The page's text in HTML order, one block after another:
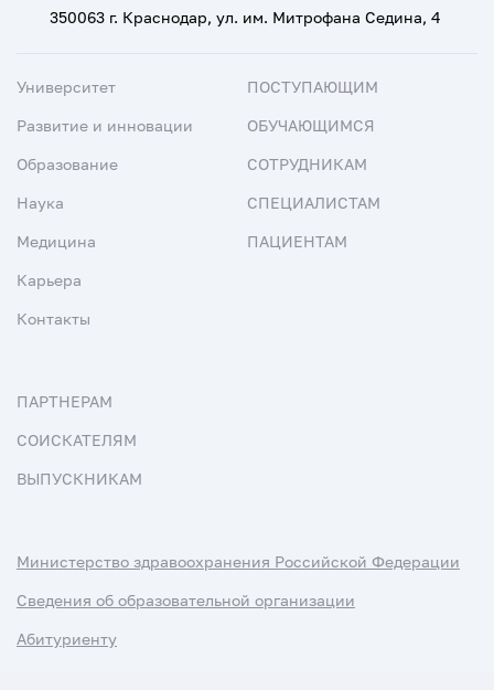
350063 г. Краснодар, ул. им. Митрофана Седина, 4
Университет
Развитие и инновации
Образование
Наука
Медицина
Карьера
Контакты
ПОСТУПАЮЩИМ
ОБУЧАЮЩИМСЯ
СОТРУДНИКАМ
СПЕЦИАЛИСТАМ
ПАЦИЕНТАМ
ПАРТНЕРАМ
СОИСКАТЕЛЯМ
ВЫПУСКНИКАМ
Министерство здравоохранения Российской Федерации
Сведения об образовательной организации
Абитуриенту